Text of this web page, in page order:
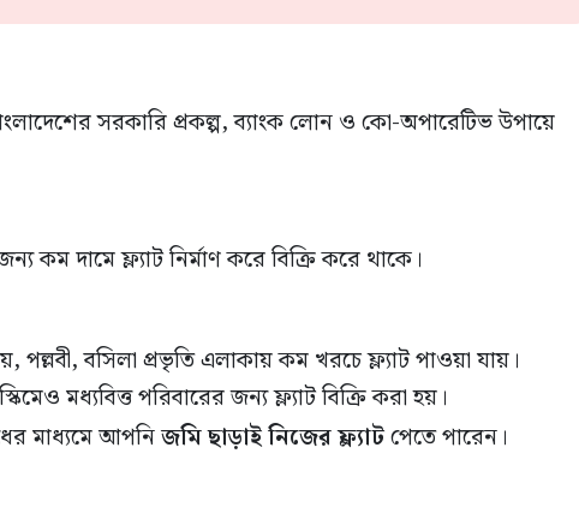
সরকারি প্রকল্প, ব্যাংক লোন ও কো-অপারেটিভ উপায়ে
কম দামে ফ্ল্যাট নির্মাণ করে বিক্রি করে থাকে।
বসিলা প্রভৃতি এলাকায় কম খরচে ফ্ল্যাট পাওয়া যায়।
মধ্যবিত্ত পরিবারের জন্য ফ্ল্যাট বিক্রি করা হয়।
মাধ্যমে আপনিজমি ছাড়াই নিজের ফ্ল্যাটপেতে পারেন।